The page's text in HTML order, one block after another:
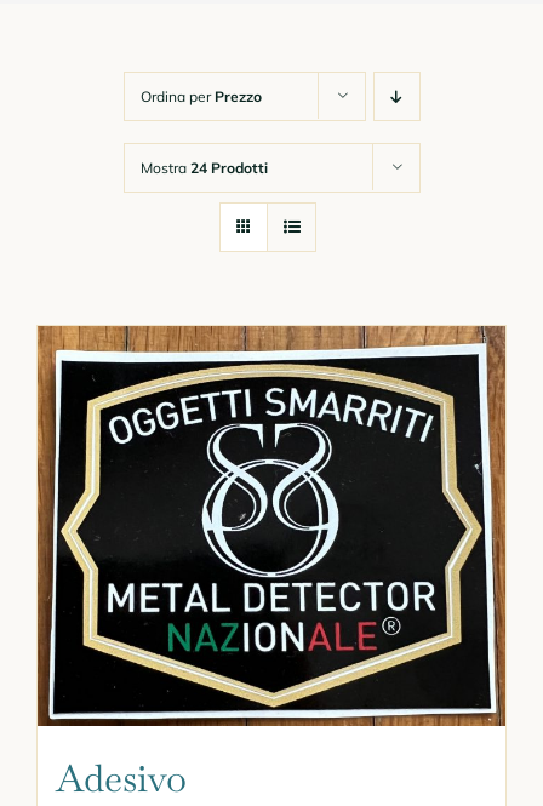
Corsi Online
Contatti
Ordina per Prezzo
Mostra 24 Prodotti
Adesivo